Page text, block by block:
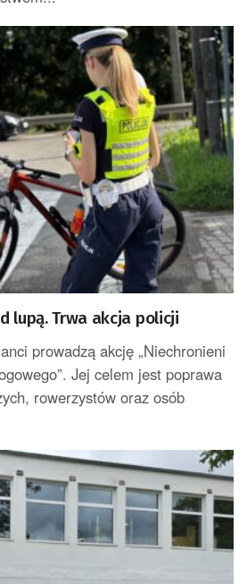
lupą. Trwa akcja policji
prowadzą akcję „Niechronieni
Jej celem jest poprawa
rowerzystów oraz osób